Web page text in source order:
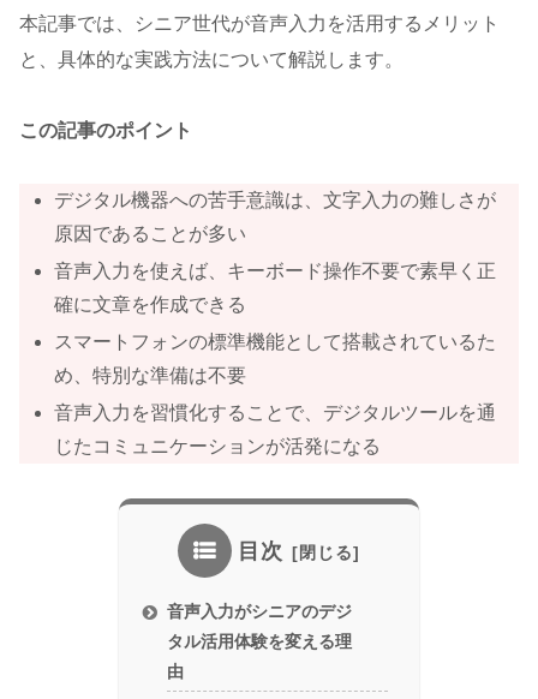
本記事では、シニア世代が音声入力を活用するメリット
と、具体的な実践方法について解説します。
この記事のポイント
デジタル機器への苦手意識は、文字入力の難しさが
原因であることが多い
音声入力を使えば、キーボード操作不要で素早く正
確に文章を作成できる
スマートフォンの標準機能として搭載されているた
め、特別な準備は不要
音声入力を習慣化することで、デジタルツールを通
じたコミュニケーションが活発になる
目次
音声入力がシニアのデジ
タル活用体験を変える理
由